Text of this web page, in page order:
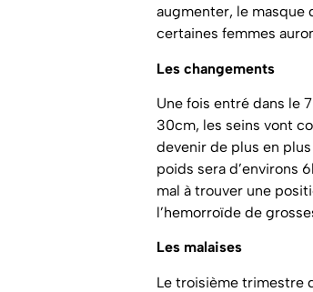
augmenter, le masque
certaines femmes
Les changements
Une fois entré dans le
30cm, les seins vont
devenir de plus en
poids sera d’environs
mal à trouver une
l’hemorroïde de
Les malaises
Le troisième trimestre